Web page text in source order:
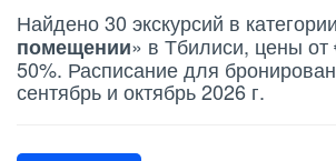
Найдено 30 экскурсий в
помещении» в Тбилиси, цены от
50%. Расписание для
сентябрь и октябрь 2026 г.